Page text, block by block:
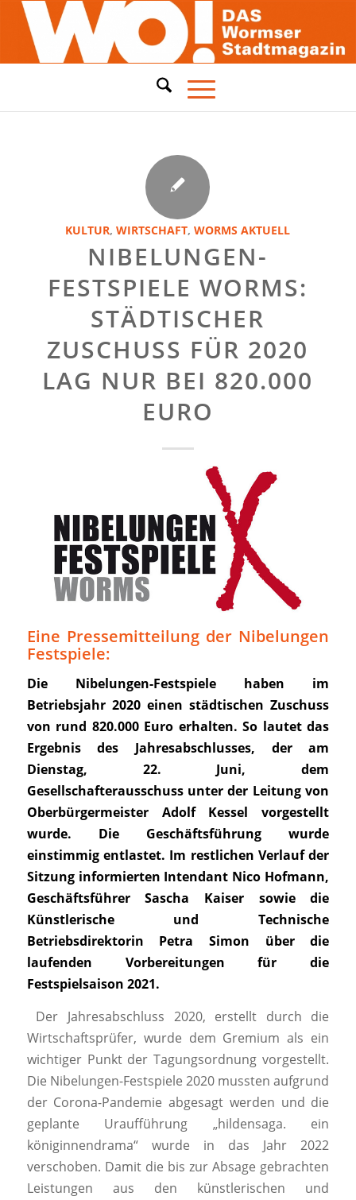
KULTUR,WIRTSCHAFT,WORMS AKTUELL
NIBELUNGEN-
FESTSPIELE WORMS:
STÄDTISCHER
ZUSCHUSS FÜR 2020
LAG NUR BEI 820.000
EURO
Eine Pressemitteilung der Nibelungen
Festspiele:
Die Nibelungen-Festspiele haben im
Betriebsjahr 2020 einen städtischen Zuschuss
von rund 820.000 Euro erhalten. So lautet das
Ergebnis des Jahresabschlusses, der am
Dienstag, 22. Juni, dem
Gesellschafterausschuss unter der Leitung von
Oberbürgermeister Adolf Kessel vorgestellt
wurde. Die Geschäftsführung wurde
einstimmig entlastet. Im restlichen Verlauf der
Sitzung informierten Intendant Nico Hofmann,
Geschäftsführer Sascha Kaiser sowie die
Künstlerische und Technische
Betriebsdirektorin Petra Simon über die
laufenden Vorbereitungen für die
Festspielsaison 2021.
Der Jahresabschluss 2020, erstellt durch die
Wirtschaftsprüfer, wurde dem Gremium als ein
wichtiger Punkt der Tagungsordnung vorgestellt.
Die Nibelungen-Festspiele 2020 mussten aufgrund
der Corona-Pandemie abgesagt werden und die
geplante Uraufführung „hildensaga. ein
königinnendrama“ wurde in das Jahr 2022
verschoben. Damit die bis zur Absage gebrachten
Leistungen aus den künstlerischen und